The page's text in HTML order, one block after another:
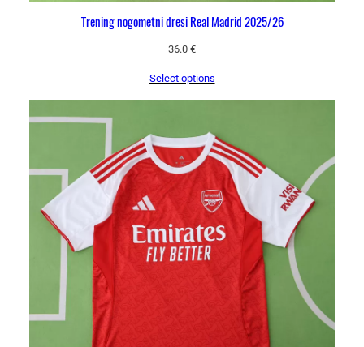
Trening nogometni dresi Real Madrid 2025/26
36.0 €
Select options